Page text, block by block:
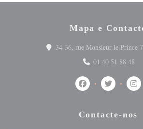
Mapa e
34-36, rue Monsieur le Prince
01 40 51 88 48
Facebook ((abre
Twitter
Contacte-nos